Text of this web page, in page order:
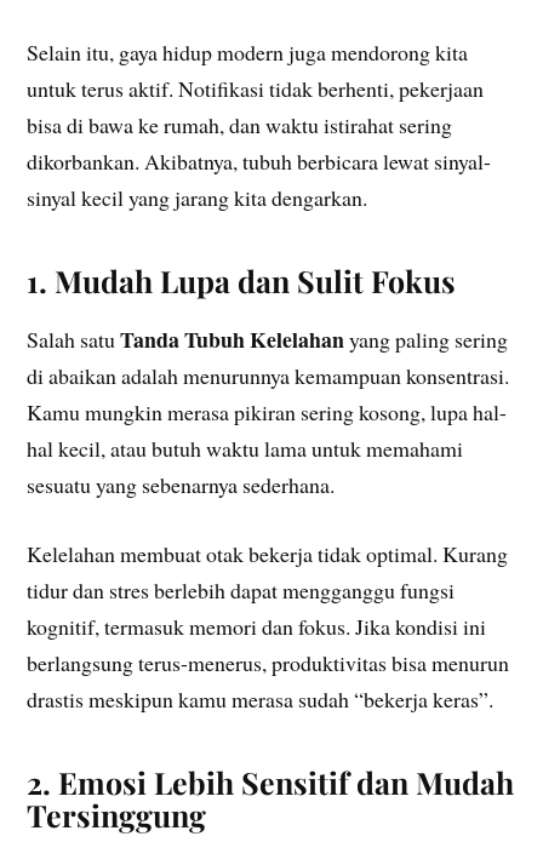
Selain itu, gaya hidup modern juga mendorong kita
untuk terus aktif. Notifikasi tidak berhenti, pekerjaan
bisa di bawa ke rumah, dan waktu istirahat sering
dikorbankan. Akibatnya, tubuh berbicara lewat sinyal-
sinyal kecil yang jarang kita dengarkan.
1. Mudah Lupa dan Sulit Fokus
Salah satuTanda Tubuh Kelelahanyang paling sering
di abaikan adalah menurunnya kemampuan konsentrasi.
Kamu mungkin merasa pikiran sering kosong, lupa hal-
hal kecil, atau butuh waktu lama untuk memahami
sesuatu yang sebenarnya sederhana.
Kelelahan membuat otak bekerja tidak optimal. Kurang
tidur dan stres berlebih dapat mengganggu fungsi
kognitif, termasuk memori dan fokus. Jika kondisi ini
berlangsung terus-menerus, produktivitas bisa menurun
drastis meskipun kamu merasa sudah “bekerja keras”.
2. Emosi Lebih Sensitif dan Mudah
Tersinggung